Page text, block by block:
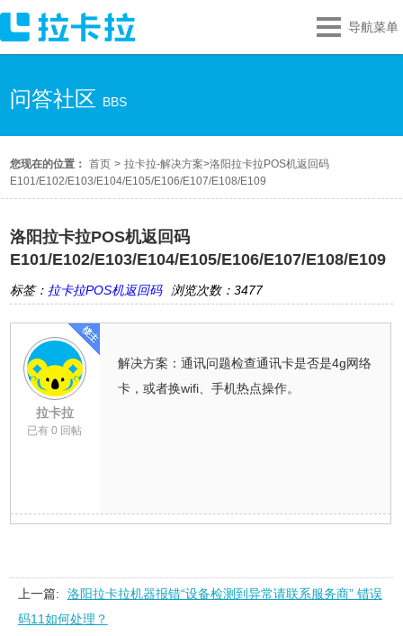
导航菜单
问答社区 BBS
您现在的位置： 首页 > 拉卡拉-解决方案>洛阳拉卡拉POS机返回码
E101/E102/E103/E104/E105/E106/E107/E108/E109
洛阳拉卡拉POS机返回码
E101/E102/E103/E104/E105/E106/E107/E108/E109
标签： 拉卡拉POS机返回码 浏览次数：3477
拉卡拉
已有 0 回帖
解决方案：通讯问题检查通讯卡是否是4g网络
卡，或者换wifi、手机热点操作。
上一篇:
洛阳拉卡拉机器报错“设备检测到异常请联系服务商” 错误
码11如何处理？